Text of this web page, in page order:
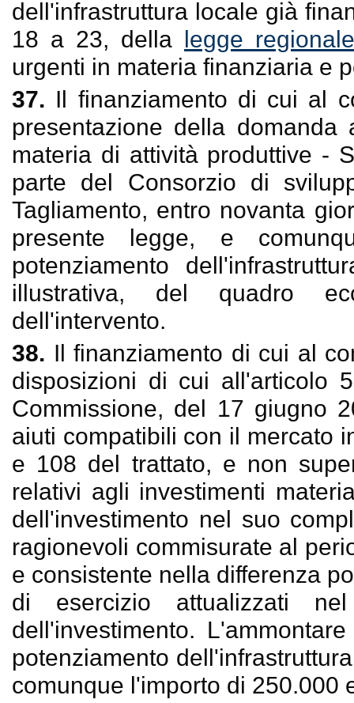
dell'infrastruttura locale già
18 a 23, della legge
urgenti in materia finanziaria e
37. Il finanziamento di cui al
presentazione della
materia di attività produttive -
parte del Consorzio di
Tagliamento, entro novanta
presente legge, e
potenziamento
illustrativa, del quadro
dell'intervento.
38. Il finanziamento di cui al
disposizioni di cui all'articolo
Commissione, del 17 giugno
aiuti compatibili con il mercato
e 108 del trattato, e non
relativi agli investimenti
dell'investimento nel suo
ragionevoli commisurate al
e consistente nella differenza
di esercizio attualizzati
dell'investimento.
potenziamento
comunque l'importo di 250.000